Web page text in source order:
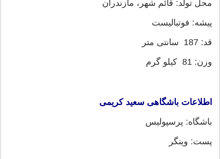
محل تولد: قائم شهر، مازندران
پیشه: فوتبالیست
قد: 187 سانتی متر
وزن: 81 کیلو گرم
اطلاعات باشگاهی سعید کریمی
باشگاه: پرسپولیس
پست: وینگر